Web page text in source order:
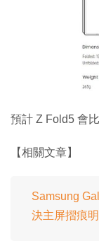
預計 Z Fold5 會
【相關文章】
Samsung
決主屏摺痕